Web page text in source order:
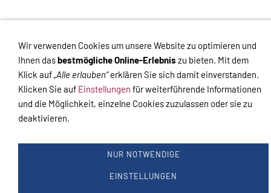
LinksKontaktImpressumDatenschutzAGBHaftungsausschluss
HilfeVersandWiderrufsrechtZahlungCookiesWiderrufsformular
Impressum- Datenschutzerklärung-Kontakt-Versand-
Widerrufsrecht
Wir verwenden Cookies um unsere Website zu optimieren und
Ihnen dasbestmögliche Online-Erlebnis zu bieten. Mit dem
Klick auf„Alle erlauben“erklären Sie sich damit einverstanden.
Klicken Sie auf Einstellungen für weiterführende Informationen
und die Möglichkeit, einzelne Cookies zuzulassen oder sie zu
deaktivieren.
NUR NOTWENDIGE
EINSTELLUNGEN